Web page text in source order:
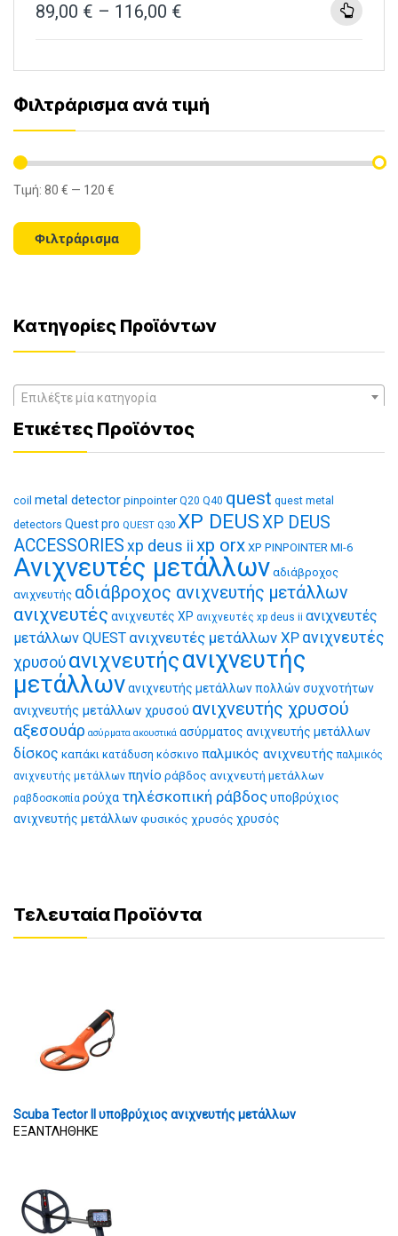
89,00 € – 116,00 €
Φιλτράρισμα ανά τιμή
Ελάχιστη
Μέγιστη
Φιλτράρισμα
Τιμή: 80 € — 120 €
Κατηγορίες Προϊόντων
Επιλέξτε μία κατηγορία
Ετικέτες Προϊόντος
coil metal detector pinpointer Q20 Q40 quest quest metal
detectors Quest pro QUEST Q30 XP DEUSXP DEUS
ACCESSORIES xp deus ii xp orx XP PINPOINTER MI-6
Ανιχνευτές μετάλλων αδιάβροχος
ανιχνευτής αδιάβροχος ανιχνευτής μετάλλων
ανιχνευτές ανιχνευτές XP ανιχνευτές xp deus ii ανιχνευτές
μετάλλων QUEST ανιχνευτές μετάλλων XP ανιχνευτές
χρυσού ανιχνευτήςανιχνευτής
μετάλλωνανιχνευτής μετάλλων πολλών συχνοτήτων
ανιχνευτής μετάλλων χρυσού ανιχνευτής χρυσού
αξεσουάρ ασύρματα ακουστικά ασύρματος ανιχνευτής μετάλλων
δίσκος καπάκι κατάδυση κόσκινο παλμικός ανιχνευτής παλμικός
ανιχνευτής μετάλλων πηνίο ράβδος ανιχνευτή μετάλλων
ραβδοσκοπία ρούχα τηλέσκοπική ράβδοςυποβρύχιος
ανιχνευτής μετάλλωνφυσικός χρυσός χρυσός
Τελευταία Προϊόντα
Scuba Tector II υποβρύχιος ανιχνευτής μετάλλων
ΕΞΑΝΤΛΗΘΗΚΕ